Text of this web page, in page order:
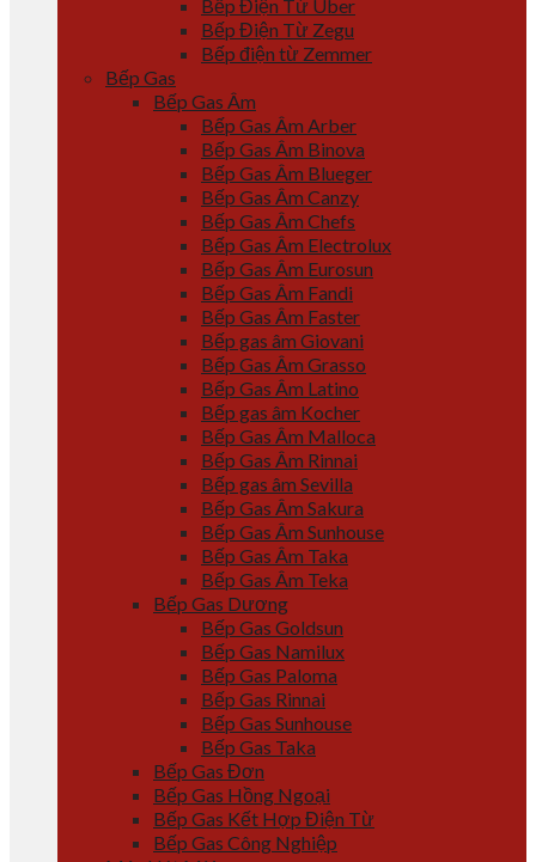
Bếp Điện Từ Uber
Bếp Điện Từ Zegu
Bếp điện từ Zemmer
Bếp Gas
Bếp Gas Âm
Bếp Gas Âm Arber
Bếp Gas Âm Binova
Bếp Gas Âm Blueger
Bếp Gas Âm Canzy
Bếp Gas Âm Chefs
Bếp Gas Âm Electrolux
Bếp Gas Âm Eurosun
Bếp Gas Âm Fandi
Bếp Gas Âm Faster
Bếp gas âm Giovani
Bếp Gas Âm Grasso
Bếp Gas Âm Latino
Bếp gas âm Kocher
Bếp Gas Âm Malloca
Bếp Gas Âm Rinnai
Bếp gas âm Sevilla
Bếp Gas Âm Sakura
Bếp Gas Âm Sunhouse
Bếp Gas Âm Taka
Bếp Gas Âm Teka
Bếp Gas Dương
Bếp Gas Goldsun
Bếp Gas Namilux
Bếp Gas Paloma
Bếp Gas Rinnai
Bếp Gas Sunhouse
Bếp Gas Taka
Bếp Gas Đơn
Bếp Gas Hồng Ngoại
Bếp Gas Kết Hợp Điện Từ
Bếp Gas Công Nghiệp